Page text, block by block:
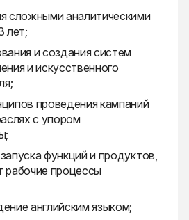
сложными аналитическими
лет;
и создания систем
и искусственного
проведения кампаний
с упором
функций и продуктов,
рабочие процессы
английским языком;